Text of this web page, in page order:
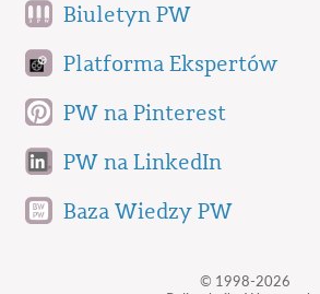
Biuletyn PW
Platforma Ekspertów
PW na Pinterest
PW na LinkedIn
Baza Wiedzy PW
© 1998-2026